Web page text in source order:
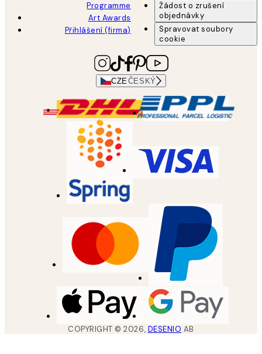
Programme
Art Awards
Přihlášení (firma)
Žádost o zrušení
objednávky
Spravovat soubory
cookie
CZE ČESKÝ
COPYRIGHT ©2026, DESENIO AB